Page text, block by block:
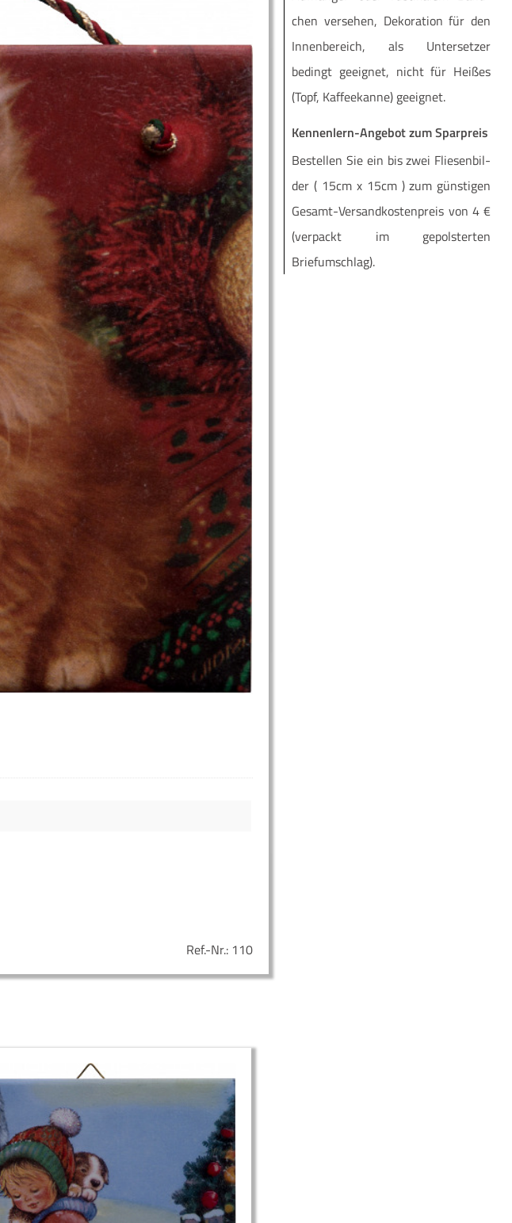
Ref.-Nr.: 110
chen ver­se­hen, Deko­ra­ti­on für den
Innen­be­reich, als Unter­set­zer
bedingt geeig­net, nicht für Hei­ßes
(Topf, Kaf­fee­kan­ne) geeignet.
Kennenlern-Angebot zum Sparpreis
Be­stel­len Sie ein bis zwei Flie­sen­bil­
der ( 15cm x 15cm ) zum güns­ti­gen
Ge­­samt-Ver­­­san­d­­kos­­ten­­preis von 4 €
(ver­packt im ge­pols­ter­ten
Briefumschlag).